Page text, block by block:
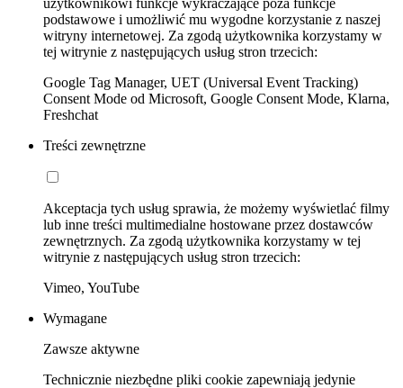
podstawowe i umożliwić mu wygodne korzystanie z naszej
witryny internetowej. Za zgodą użytkownika korzystamy w
tej witrynie z następujących usług stron trzecich:
Google Tag Manager, UET (Universal Event Tracking)
Consent Mode od Microsoft, Google Consent Mode, Klarna,
Freshchat
Treści zewnętrzne
Akceptacja tych usług sprawia, że możemy wyświetlać filmy
lub inne treści multimedialne hostowane przez dostawców
zewnętrznych. Za zgodą użytkownika korzystamy w tej
witrynie z następujących usług stron trzecich:
Vimeo, YouTube
Wymagane
Zawsze aktywne
Technicznie niezbędne pliki cookie zapewniają jedynie